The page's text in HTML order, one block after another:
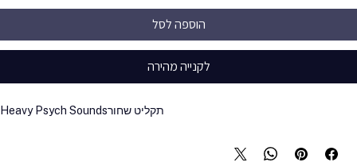
הוספה לסל
לקנייה מהירה
Heavy Psych Soundsתקליט שחור